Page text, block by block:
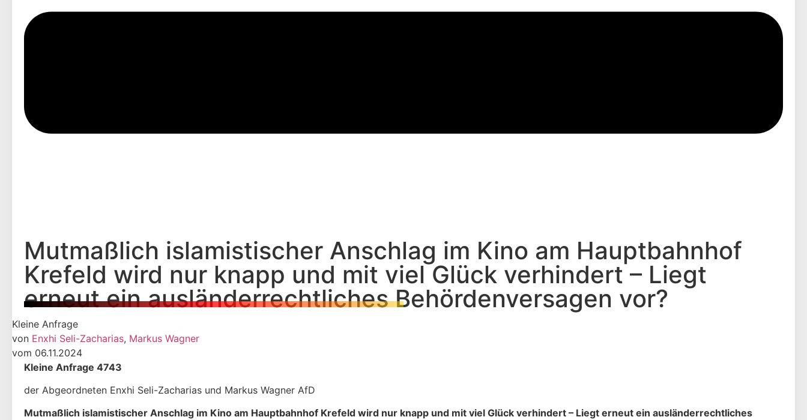
Mutmaßlich islamistischer Anschlag im Kino am Hauptbahnhof
Krefeld wird nur knapp und mit viel Glück verhindert – Liegt
erneut ein ausländerrechtliches Behördenversagen vor?
Kleine Anfrage
von Enxhi Seli-Zacharias, Markus Wagner
vom 06.11.2024
Kleine Anfrage 4743
der Abgeordneten Enxhi Seli-Zacharias und Markus Wagner AfD
Mutmaßlich islamistischer Anschlag im Kino am Hauptbahnhof Krefeld wird nur knapp und mit viel Glück verhindert – Liegt erneut ein ausländerrechtliches